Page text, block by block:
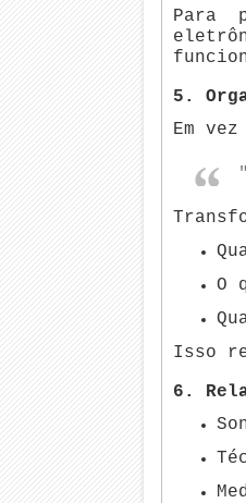
Para
5.
Em
O
Isso
6.